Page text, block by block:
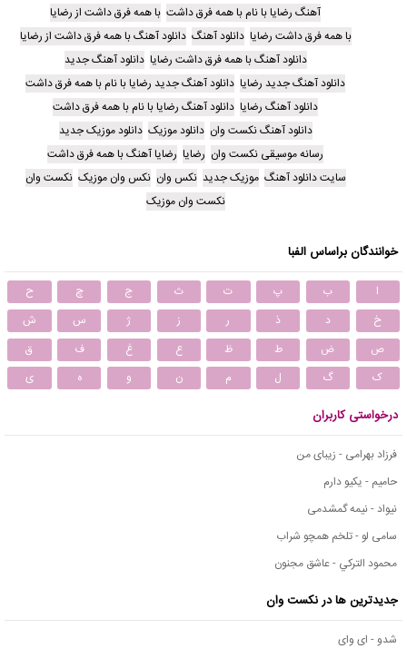
آهنگ رضایا با نام با همه فرق داشت با همه فرق داشت از رضایا
با همه فرق داشت رضایا دانلود آهنگ دانلود آهنگ با همه فرق داشت از رضایا
دانلود آهنگ با همه فرق داشت رضایا دانلود آهنگ جدید
دانلود آهنگ جدید رضایا دانلود آهنگ جدید رضایا با نام با همه فرق داشت
دانلود آهنگ رضایا دانلود آهنگ رضایا با نام با همه فرق داشت
دانلود آهنگ نکست وان دانلود موزیک دانلود موزیک جدید
رسانه موسیقی نکست وان رضایا رضایا آهنگ با همه فرق داشت
سایت دانلود آهنگ موزیک جدید نکس وان نکس وان موزیک نکست وان
نکست وان موزیک
خوانندگان براساس الفبا
ا ب پ ت ث ج چ
ح
خ
د ذ ر ز ژ س
ش
ص
ض ط ظ ع غ ف
ق
ک
گ ل م ن و ه ی
درخواستی کاربران
فرزاد بهرامی - زیبای من
حامیم - یکیو دارم
نیواد - نیمه گمشدمی
سامی لو - تلخم همچو شراب
محمود التركي - عاشق مجنون
جدیدترین ها در نکست وان
شدو - ای وای